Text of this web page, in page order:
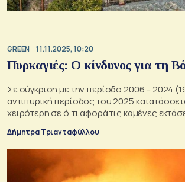
GREEN 11.11.2025, 10:20
Πυρκαγιές: Ο κίνδυνος για τη
Σε σύγκριση με την περίοδο 2006 – 2024
αντιπυρική περίοδος του 2025
χειρότερη σε ό,τι αφορά τις καμένες
Δήμητρα Τριανταφύλλου